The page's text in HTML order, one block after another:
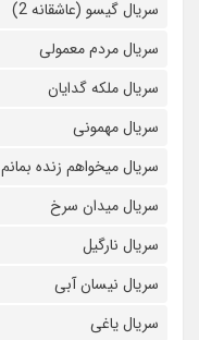
سریال گیسو (عاشقانه 2)
سریال مردم معمولی
سریال ملکه گدایان
سریال مهمونی
سریال میخواهم زنده بمانم
سریال میدان سرخ
سریال نارگیل
سریال نیسان آبی
سریال یاغی